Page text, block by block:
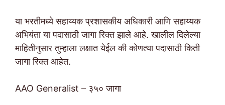
या भरतीमध्ये सहाय्यक प्रशासकीय अधिकारी आणि सहाय्यक
अभियंता या पदासाठी जागा रिक्त झाले आहे. खालील दिलेल्या
माहितीनुसार तुम्हाला लक्षात येईल की कोणत्या पदासाठी किती
जागा रिक्त आहेत.
AAO Generalist – ३५० जागा